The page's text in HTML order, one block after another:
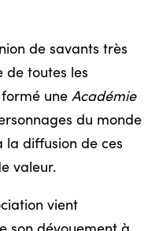
de savants très
de toutes les
une Académie
du monde
la diffusion de ces
valeur.
vient